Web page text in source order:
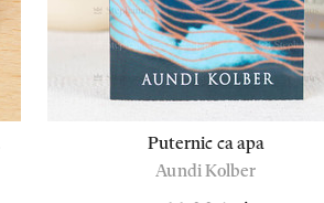
Puternic ca apa
Aundi Kolber